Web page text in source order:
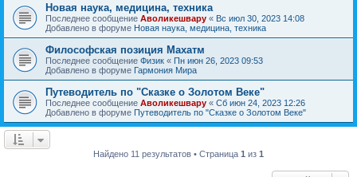
Новая наука, медицина, техника
Последнее сообщение Аволикешвару « Вс июл 30, 2023 14:08
Добавлено в форуме Новая наука, медицина, техника
Философская позиция Махатм
Последнее сообщение Физик « Пн июн 26, 2023 09:53
Добавлено в форуме Гармония Мира
Путеводитель по "Сказке о Золотом Веке"
Последнее сообщение Аволикешвару « Сб июн 24, 2023 12:26
Добавлено в форуме Путеводитель по "Сказке о Золотом Веке"
Найдено 11 результатов • Страница 1 из 1